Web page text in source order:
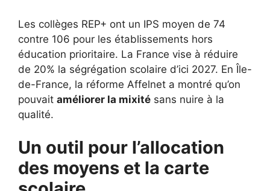
Les collèges REP+ ont un IPS moyen de 74
contre 106 pour les établissements hors
éducation prioritaire. La France vise à réduire
de 20% la ségrégation scolaire d’ici 2027. En Île-
de-France, la réforme Affelnet a montré qu’on
pouvait améliorer la mixité sans nuire à la
qualité.
Un outil pour l’allocation
des moyens et la carte